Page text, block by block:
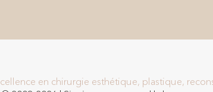
en chirurgie esthétique, plastique,